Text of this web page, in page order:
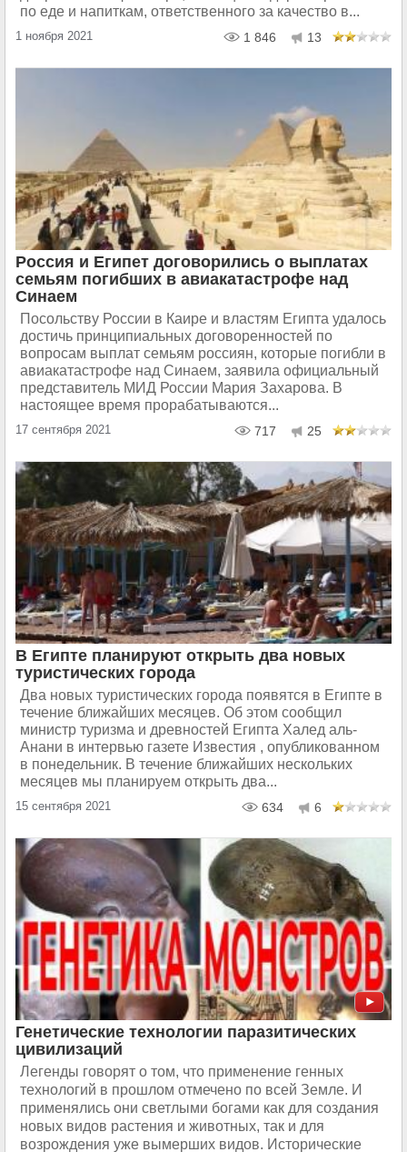
по еде и напиткам, ответственного за качество в...
1 ноября 2021 1 846 13
Россия и Египет договорились о выплатах
семьям погибших в авиакатастрофе над
Синаем
Посольству России в Каире и властям Египта удалось
достичь принципиальных договоренностей по
вопросам выплат семьям россиян, которые погибли в
авиакатастрофе над Синаем, заявила официальный
представитель МИД России Мария Захарова. В
настоящее время прорабатываются...
17 сентября 2021 717 25
В Египте планируют открыть два новых
туристических города
Два новых туристических города появятся в Египте в
течение ближайших месяцев. Об этом сообщил
министр туризма и древностей Египта Халед аль-
Анани в интервью газете Известия , опубликованном
в понедельник. В течение ближайших нескольких
месяцев мы планируем открыть два...
15 сентября 2021 634 6
Генетические технологии паразитических
цивилизаций
Легенды говорят о том, что применение генных
технологий в прошлом отмечено по всей Земле. И
применялись они светлыми богами как для создания
новых видов растения и животных, так и для
возрождения уже вымерших видов. Исторические